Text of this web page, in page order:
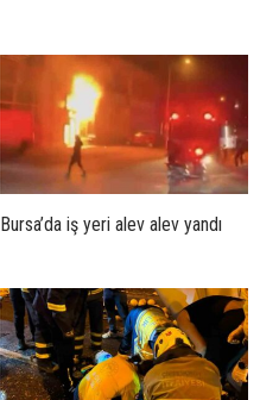
Bursa’da iş yeri alev alev yandı